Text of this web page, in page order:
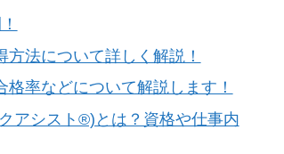
法について詳しく解説！
率などについて解説します！
アシスト®)とは？資格や仕事内